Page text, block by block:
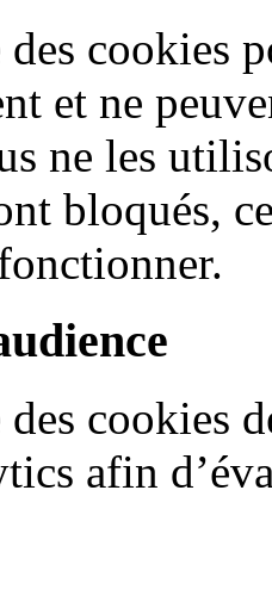
cookies
et ne
ne les
bloqués,
cookies
afin